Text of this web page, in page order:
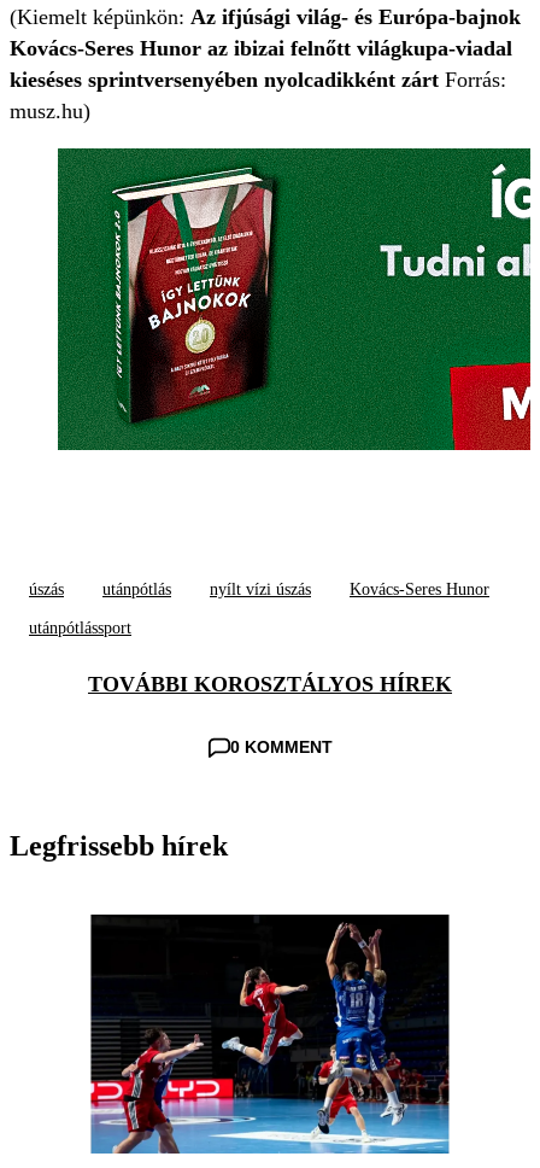
(Kiemelt képünkön: Az ifjúsági világ- és Európa-bajnok
Kovács-Seres Hunor az ibizai felnőtt világkupa-viadal
kieséses sprintversenyében nyolcadikként zárt Forrás:
musz.hu)
úszás utánpótlás nyílt vízi úszás Kovács-Seres Hunor
utánpótlássport
TOVÁBBI KOROSZTÁLYOS HÍREK
0 KOMMENT
Legfrissebb hírek